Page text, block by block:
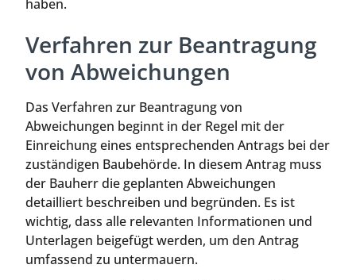
haben.
Verfahren zur Beantragung
von Abweichungen
Das Verfahren zur Beantragung von
Abweichungen beginnt in der Regel mit der
Einreichung eines entsprechenden Antrags bei der
zuständigen Baubehörde. In diesem Antrag muss
der Bauherr die geplanten Abweichungen
detailliert beschreiben und begründen. Es ist
wichtig, dass alle relevanten Informationen und
Unterlagen beigefügt werden, um den Antrag
umfassend zu untermauern.